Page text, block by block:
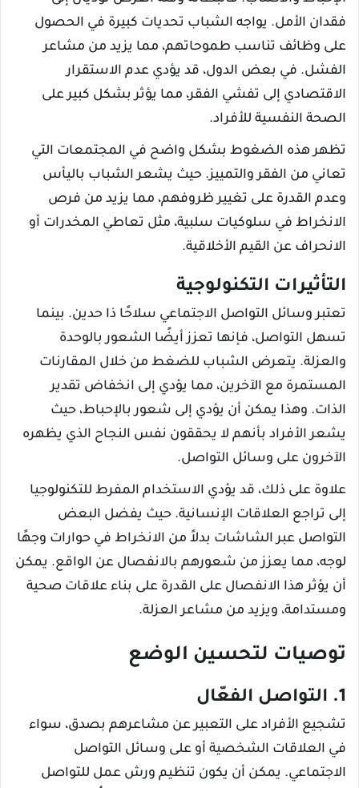
فقدان الأمل. يواجه الشباب تحديات كبيرة في الحصول
على وظائف تناسب طموحاتهم، مما يزيد من مشاعر
الفشل. في بعض الدول، قد يؤدي عدم الاستقرار
الاقتصادي إلى تفشي الفقر، مما يؤثر بشكل كبير على
الصحة النفسية للأفراد.
تظهر هذه الضغوط بشكل واضح في المجتمعات التي
تعاني من الفقر والتمييز. حيث يشعر الشباب باليأس
وعدم القدرة على تغيير ظروفهم، مما يزيد من فرص
الانخراط في سلوكيات سلبية، مثل تعاطي المخدرات أو
الانحراف عن القيم الأخلاقية.
التأثيرات التكنولوجية
تعتبر وسائل التواصل الاجتماعي سلاحًا ذا حدين. بينما
تسهل التواصل، فإنها تعزز أيضًا الشعور بالوحدة
والعزلة. يتعرض الشباب للضغط من خلال المقارنات
المستمرة مع الآخرين، مما يؤدي إلى انخفاض تقدير
الذات. وهذا يمكن أن يؤدي إلى شعور بالإحباط، حيث
يشعر الأفراد بأنهم لا يحققون نفس النجاح الذي يظهره
الآخرون على وسائل التواصل.
علاوة على ذلك، قد يؤدي الاستخدام المفرط للتكنولوجيا
إلى تراجع العلاقات الإنسانية. حيث يفضل البعض
التواصل عبر الشاشات بدلاً من الانخراط في حوارات وجهًا
لوجه، مما يعزز من شعورهم بالانفصال عن الواقع. يمكن
أن يؤثر هذا الانفصال على القدرة على بناء علاقات صحية
ومستدامة، ويزيد من مشاعر العزلة.
توصيات لتحسين الوضع
1. التواصل الفعّال
تشجيع الأفراد على التعبير عن مشاعرهم بصدق، سواء
في العلاقات الشخصية أو على وسائل التواصل
الاجتماعي. يمكن أن يكون تنظيم ورش عمل للتواصل